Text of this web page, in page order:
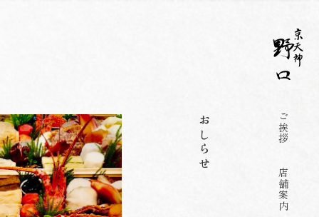
ご挨拶
店舗案内
おしらせ